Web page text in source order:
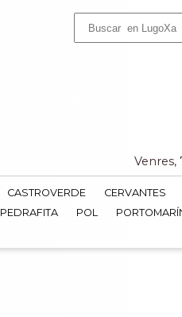
Venres,
CASTROVERDE CERVANTES
PEDRAFITA POL